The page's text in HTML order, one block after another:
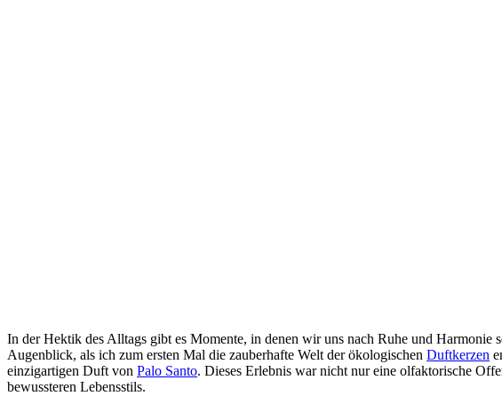
In der Hektik des Alltags gibt es Momente, in denen wir uns nach Ruhe und Harmonie
Augenblick, als ich zum ersten Mal die zauberhafte Welt der ökologischen Duftkerzen
einzigartigen Duft von Palo Santo. Dieses Erlebnis war nicht nur eine olfaktorische
bewussteren Lebensstils.